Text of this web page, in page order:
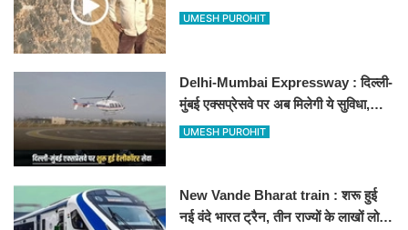
500-500 रुपए के नोट, वीडियो वायरल
UMESH PUROHIT
Delhi-Mumbai Expressway : दिल्ली-
मुंबई एक्सप्रेसवे पर अब मिलेगी ये सुविधा,
हेलीकॉप्टर सर्विस से तुरंत घायल पहुंचेगा
UMESH PUROHIT
New Vande Bharat train : शरू हुई
नई वंदे भारत ट्रैन, तीन राज्यों के लाखों लोगों